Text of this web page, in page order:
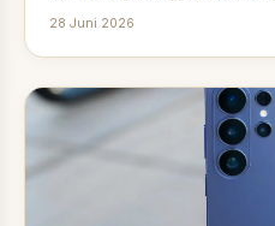
28 Juni 2026